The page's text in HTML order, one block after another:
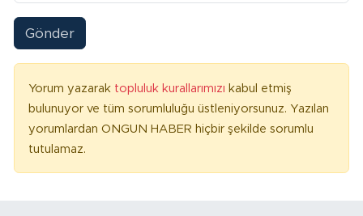
Gönder
Yorum yazarak topluluk kurallarımızı kabul etmiş
bulunuyor ve tüm sorumluluğu üstleniyorsunuz. Yazılan
yorumlardan ONGUN HABER hiçbir şekilde sorumlu
tutulamaz.